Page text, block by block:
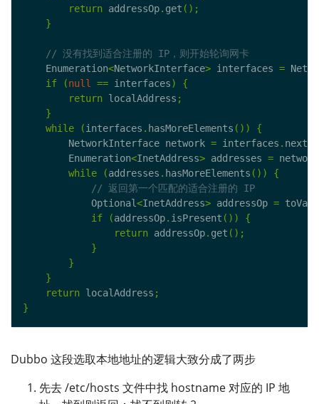
return addressOp. get ();
}
    Enumeration
<NetworkInterface> interfaces =
if
(null == interfaces)
{
return localAddress ;
}
while
(interfaces . hasMoreElements ())
{
        NetworkInterface network
= interfaces .
        Enumeration
<InetAddress> addresses = network
while
(addresses . hasMoreElements ())
{
            Optional
<InetAddress> addressOp =
if
(addressOp. isPresent ())
{
return addressOp. get ();
}
}
}
return localAddress ;
}
Dubbo 这段选取本地地址的逻辑大致分成了两步
先去 /etc/hosts 文件中找 hostname 对应的 IP 地